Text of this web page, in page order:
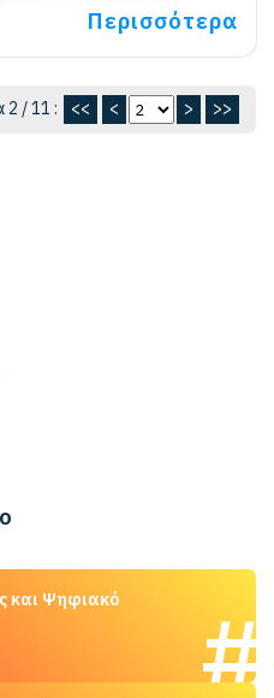
Περισσότερα
2 / 11 : << < > >>
και Ψηφιακό